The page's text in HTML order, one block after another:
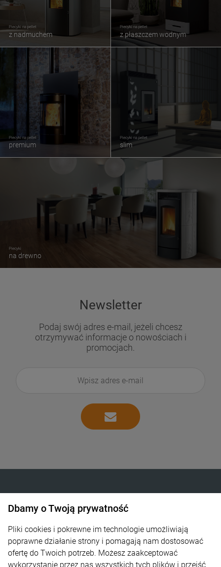
Piecyki na pellet
z nadmuchem
Piecyki na pellet
z płaszczem wodnym
Piecyki
na drewno
Piecyki na pellet
premium
Piecyki na pellet
slim
Newsletter
Podaj swój adres e-mail, jeżeli chcesz
otrzymywać informacje o nowościach i
promocjach.
INTELIGENTNE OGRZEWANIE SP. Z O.O.
Góra Libertowska 24
30-444 Kraków
600 373 809
Dbamy o Twoją prywatność
Pliki cookies i pokrewne im technologie umożliwiają
poprawne działanie strony i pomagają nam dostosować
ofertę do Twoich potrzeb. Możesz zaakceptować
wykorzystanie przez nas wszystkich tych plików i przejść